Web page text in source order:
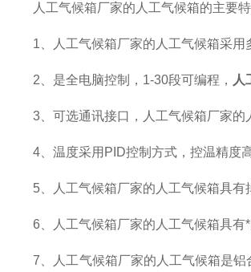
人工气候箱厂家的人工气候箱的主要
1、人工气候箱厂家的人工气候箱采用
2、是全电脑控制，1-30段可编程， 人
3、可选通讯接口，人工气候箱厂家的
4、温度采用PID控制方式，控温精度高
5、人工气候箱厂家的人工气候箱具有
6、人工气候箱厂家的人工气候箱具有*
7、人工气候箱厂家的人工气候箱是铝